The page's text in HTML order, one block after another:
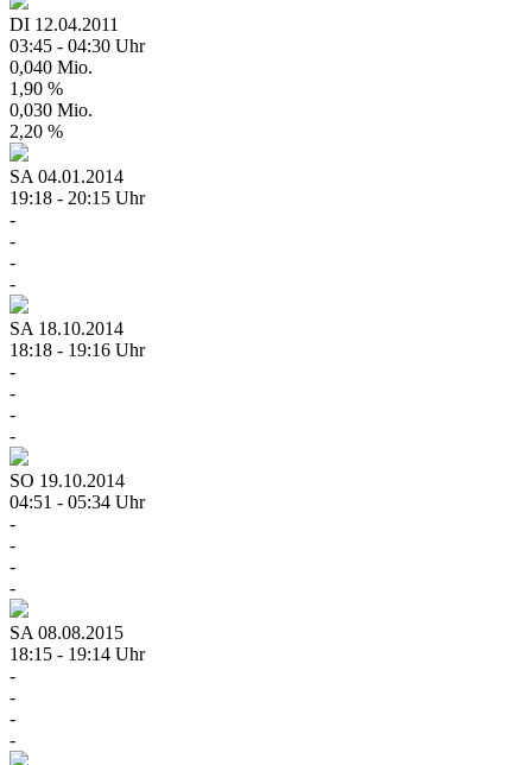
DI 12.04.2011
03:45 - 04:30 Uhr
0,040 Mio.
1,90 %
0,030 Mio.
2,20 %
SA 04.01.2014
19:18 - 20:15 Uhr
-
-
-
-
SA 18.10.2014
18:18 - 19:16 Uhr
-
-
-
-
SO 19.10.2014
04:51 - 05:34 Uhr
-
-
-
-
SA 08.08.2015
18:15 - 19:14 Uhr
-
-
-
-